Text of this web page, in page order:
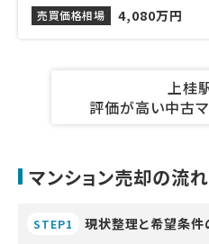
売買価格相場
4,080万円
上桂
評価が高い中古
マンション売却の流れ
STEP1 現状整理と希望条件